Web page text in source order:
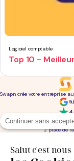
Continuer sans
Salut c'est nous
Logiciel comptable
Top 10 -
Swapn crée votre entreprise
01 76 31 04
2 place de
La news' des entrepreneurs